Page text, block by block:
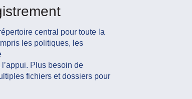
central pour toute la
les politiques, les
Plus besoin de
fichiers etdossiers pour